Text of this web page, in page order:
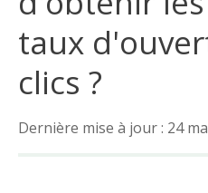
taux
clics ?
Dernière mise à jour : 24